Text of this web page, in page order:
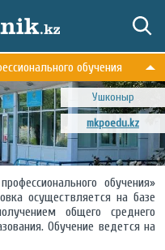
обучения
Ушконыр
mkpoedu.kz
обучения»
осуществляется на базе
общего среднего
Обучение ведется на